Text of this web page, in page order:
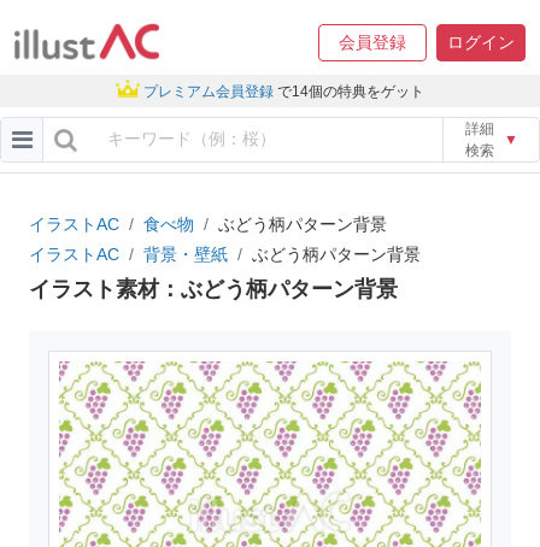
会員登録 ログイン
プレミアム会員登録 で14個の特典をゲット
詳細
検索
▼
イラストAC 食べ物
ぶどう柄パターン背景
イラストAC
背景・壁紙 ぶどう柄パターン背景
イラスト素材：ぶどう柄パターン背景